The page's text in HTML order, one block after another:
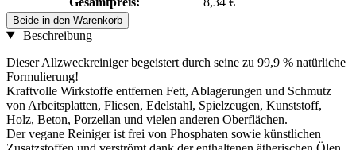
Beide in den Warenkorb
Beschreibung
Dieser Allzweckreiniger begeistert durch seine zu 99,9 % natürliche
Formulierung!
Kraftvolle Wirkstoffe entfernen Fett, Ablagerungen und Schmutz
von Arbeitsplatten, Fliesen, Edelstahl, Spielzeugen, Kunststoff,
Holz, Beton, Porzellan und vielen anderen Oberflächen.
Der vegane Reiniger ist frei von Phosphaten sowie künstlichen